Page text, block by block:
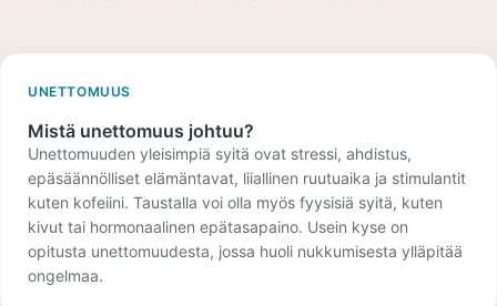
UNETTOMUUS
Mistä unettomuus johtuu?
Unettomuuden yleisimpiä syitä ovat stressi, ahdistus,
epäsäännölliset elämäntavat, liiallinen ruutuaika ja stimulantit
kuten kofeiini. Taustalla voi olla myös fyysisiä syitä, kuten
kivut tai hormonaalinen epätasapaino. Usein kyse on
opitusta unettomuudesta, jossa huoli nukkumisesta ylläpitää
ongelmaa.